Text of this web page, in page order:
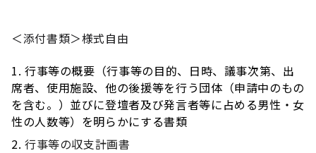
＜添付書類＞様式自由
行事等の概要（行事等の目的、日時、議事次第、出
席者、使用施設、他の後援等を行う団体（申請中のもの
を含む。）並びに登壇者及び発言者等に占める男性・女
性の人数等）を明らかにする書類
行事等の収支計画書